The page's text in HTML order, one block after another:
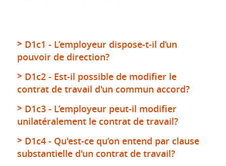
D1c1 - L’employeur dispose-t-il d’un
pouvoir de direction?
D1c2 - Est-il possible de modifier le
contrat de travail d'un commun accord?
D1c3 - L’employeur peut-il modifier
unilatéralement le contrat de travail?
D1c4 - Qu'est-ce qu’on entend par clause
substantielle d'un contrat de travail?